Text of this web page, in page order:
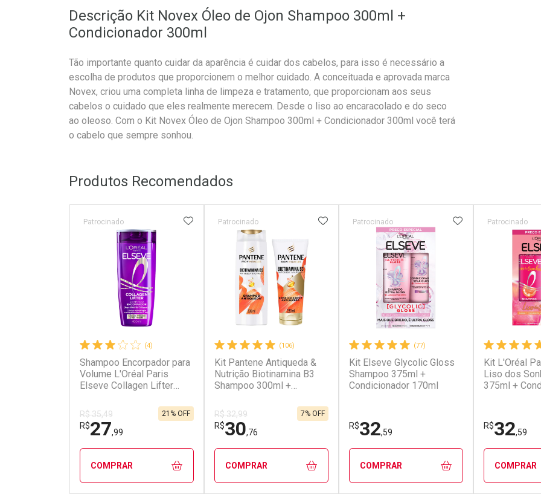
Descrição Kit Novex Óleo de Ojon Shampoo 300ml +
Condicionador 300ml
Tão importante quanto cuidar da aparência é cuidar dos cabelos, para isso é necessário a
escolha de produtos que proporcionem o melhor cuidado. A conceituada e aprovada marca
Novex, criou uma completa linha de limpeza e tratamento, que proporcionam aos seus
cabelos o cuidado que eles realmente merecem. Desde o liso ao encaracolado e do seco
ao oleoso. Com o Kit Novex Óleo de Ojon Shampoo 300ml + Condicionador 300ml você terá
o cabelo que sempre sonhou.
Produtos Recomendados
(4)
Shampoo Encorpador para
Volume L'Oréal Paris
Elseve Collagen Lifter
Patrocinado
R$ 35,49
R$27,99
21% OFF
ADICIONAR AOS FAVORITOS
COMPRAR
(106)
Kit Pantene Antiqueda &
Nutrição Biotinamina B3
Shampoo 300ml +
Patrocinado
R$ 32,99
R$30,76
7% OFF
ADICIONAR AOS FAVORITOS
COMPRAR
(77)
Kit Elseve Glycolic Gloss
Shampoo 375ml +
Condicionador 170ml
Patrocinado
R$32,59
ADICIONAR AOS
COMPRAR
Kit L'Oréal
Liso dos
375ml +
Patrocinado
R$32,59
COMPRAR